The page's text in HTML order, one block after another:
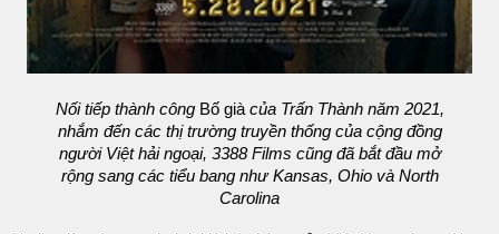
Nối tiếp thành côngBố giàcủa Trấn Thành năm 2021,
nhắm đến các thị trường truyền thống của cộng đồng
người Việt hải ngoại, 3388 Films cũng đã bắt đầu mở
rộng sang các tiểu bang như Kansas, Ohio và North
Carolina